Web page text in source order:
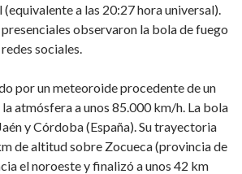
a las 20:27 hora universal).
observaron la bola de fuego
sociales.
por un meteoroide procedente de un
atmósfera a unos 85.000 km/h. La bola
y Córdoba (España). Su trayectoria
de altitud sobre Zocueca (provincia de
el noroeste y finalizó a unos 42 km